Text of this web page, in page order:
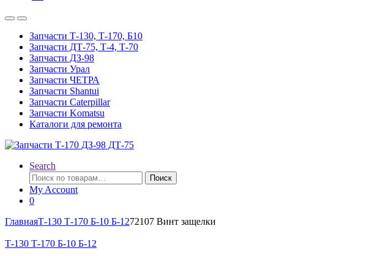
Запчасти Т-130, Т-170, Б10
Запчасти ДТ-75, Т-4, Т-70
Запчасти ДЗ-98
Запчасти Урал
Запчасти ЧЕТРА
Запчасти Shantui
Запчасти Caterpillar
Запчасти Komatsu
Каталоги для ремонта
Search
Искать:
Поиск
My Account
0
ГлавнаяТ-130 Т-170 Б-10 Б-1272107 Винт защелки
Т-130 Т-170 Б-10 Б-12